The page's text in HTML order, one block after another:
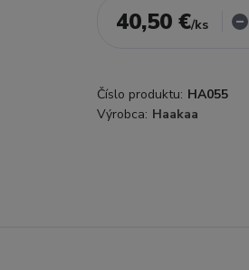
40,50 €/ks
Číslo produktu: HA055
Výrobca: Haakaa